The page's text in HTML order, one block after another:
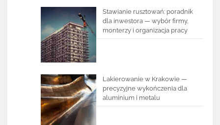
Stawianie rusztowań: poradnik
dla inwestora — wybór firmy,
monterzy i organizacja pracy
Lakierowanie w Krakowie —
precyzyjne wykończenia dla
aluminium i metalu